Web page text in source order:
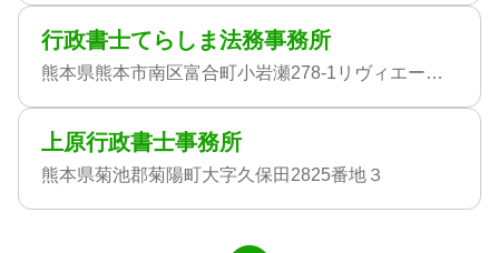
行政書士てらしま法務事務所
熊本県熊本市南区富合町小岩瀬278-1リヴィエールⅡ202
上原行政書士事務所
熊本県菊池郡菊陽町大字久保田2825番地３